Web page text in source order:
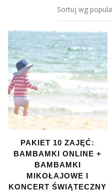
PAKIET 10 ZAJĘĆ:
BAMBAMKI ONLINE +
BAMBAMKI
MIKOŁAJOWE I
KONCERT ŚWIĄTECZNY